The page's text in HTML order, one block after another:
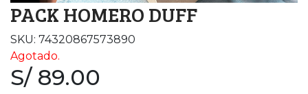
PACK HOMERO DUFF
SKU: 74320867573890
Agotado.
S/ 89.00